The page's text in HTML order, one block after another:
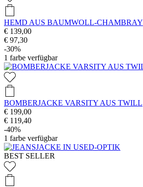
HEMD AUS BAUMWOLL-CHAMBRAY
€ 139,00
€ 97,30
-30%
1 farbe verfügbar
BOMBERJACKE VARSITY AUS TWILL
€ 199,00
€ 119,40
-40%
1 farbe verfügbar
BEST SELLER